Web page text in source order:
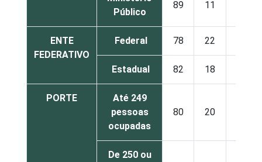
Público
89 11
ENTE
FEDERATIVO
Federal 78 22
Estadual 82 18
PORTE
Até 249
pessoas
ocupadas
80 20
De 250 ou